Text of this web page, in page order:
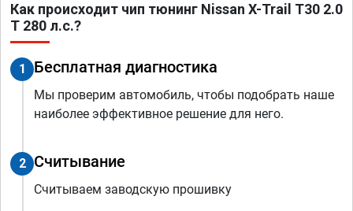
Как происходит чип тюнинг Nissan X-Trail T30 2.0
T 280 л.с.?
1 Бесплатная диагностика
Мы проверим автомобиль, чтобы подобрать наше
наиболее эффективное решение для него.
2 Считывание
Считываем заводскую прошивку